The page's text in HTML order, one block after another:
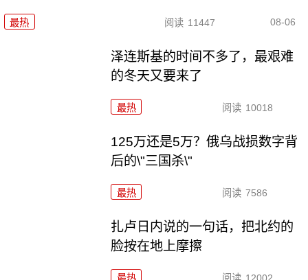
最热 阅读 11447 08-06
泽连斯基的时间不多了，最艰难
的冬天又要来了
最热 阅读 10018
125万还是5万？俄乌战损数字背
后的\"三国杀\"
最热 阅读 7586
扎卢日内说的一句话，把北约的
脸按在地上摩擦
最热 阅读 12002